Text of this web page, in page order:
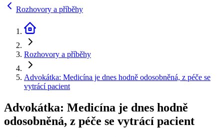
Rozhovory a příběhy
Rozhovory a příběhy
Advokátka: Medicína je dnes hodně odosobněná, z péče se
vytrácí pacient
Advokátka: Medicína je dnes hodně
odosobněná, z péče se vytrácí pacient